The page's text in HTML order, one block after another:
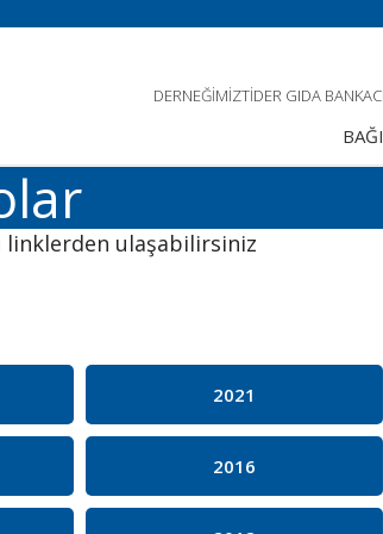
DERNEĞIMIZTIDER GIDA
linklerden ulaşabilirsiniz
2021
2016